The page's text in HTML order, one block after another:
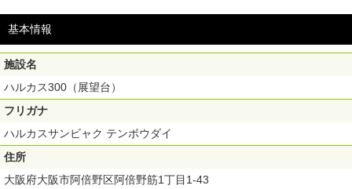
※未就学児無料。
※ご購入後のキャンセル・返金・変更不可。
【有効期間】ご購入日より30日間（※購入日当日はご利用いただけませ
ん）
基本情報
施設名
ハルカス300（展望台）
フリガナ
ハルカスサンビャク テンボウダイ
住所
大阪府大阪市阿倍野区阿倍野筋1丁目1-43